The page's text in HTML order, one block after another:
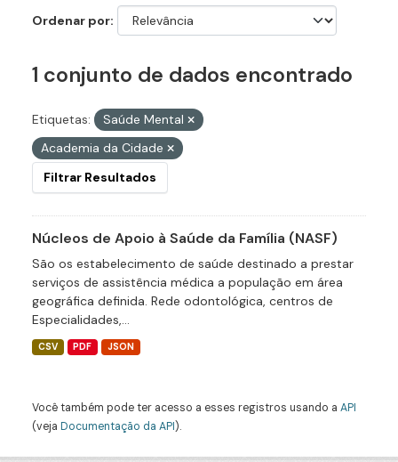
Ordenar por
1 conjunto de dados encontrado
Etiquetas:
Saúde Mental
Academia da Cidade
Filtrar Resultados
Núcleos de Apoio à Saúde da Família (NASF)
São os estabelecimento de saúde destinado a prestar
serviços de assistência médica a população em área
geográfica definida. Rede odontológica, centros de
Especialidades,...
CSV PDF JSON
Você também pode ter acesso a esses registros usando a API
(veja Documentação da API).